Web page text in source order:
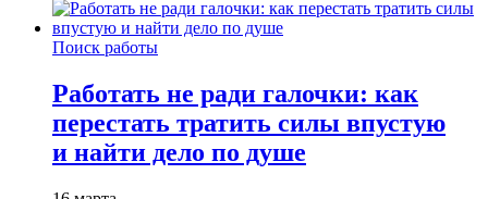
Поиск работы
Работать не ради галочки: как
перестать тратить силы впустую
и найти дело по душе